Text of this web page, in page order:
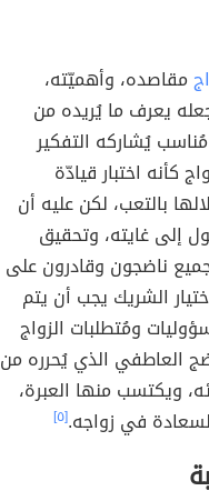
مقاصده، وأهميّته،
يعرف ما يُريده من
يُشاركه التفكير
كأنه اختبار قيادّة
بالتعب، لكن عليه أن
إلى غايته، وتحقيق
ناضجون وقادرون على
الشريك يجب أن يتم
ومُتطلبات الزواج
العاطفي الذي يُحرره من
ويكتسب منها العبرة،
في زواجه.[٥]